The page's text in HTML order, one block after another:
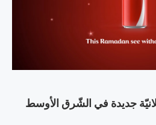
جديدة في الشّرق الأوسط